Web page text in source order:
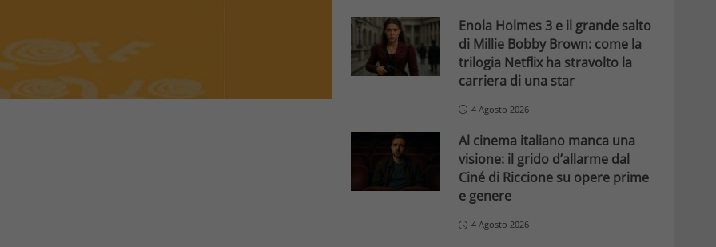
Enola Holmes 3 e il grande salto
di Millie Bobby Brown: come la
trilogia Netflix ha stravolto la
carriera di una star
4 Agosto 2026
Al cinema italiano manca una
visione: il grido d’allarme dal
Ciné di Riccione su opere prime
e genere
4 Agosto 2026